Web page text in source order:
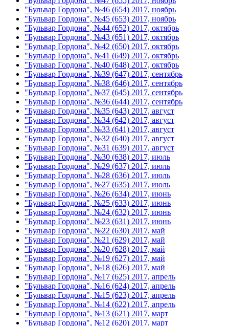
"Бульвар Гордона", №46 (654) 2017, ноябрь
"Бульвар Гордона", №45 (653) 2017, ноябрь
"Бульвар Гордона", №44 (652) 2017, октябрь
"Бульвар Гордона", №43 (651) 2017, октябрь
"Бульвар Гордона", №42 (650) 2017, октябрь
"Бульвар Гордона", №41 (649) 2017, октябрь
"Бульвар Гордона", №40 (648) 2017, октябрь
"Бульвар Гордона", №39 (647) 2017, сентябрь
"Бульвар Гордона", №38 (646) 2017, сентябрь
"Бульвар Гордона", №37 (645) 2017, сентябрь
"Бульвар Гордона", №36 (644) 2017, сентябрь
"Бульвар Гордона", №35 (643) 2017, август
"Бульвар Гордона", №34 (642) 2017, август
"Бульвар Гордона", №33 (641) 2017, август
"Бульвар Гордона", №32 (640) 2017, август
"Бульвар Гордона", №31 (639) 2017, август
"Бульвар Гордона", №30 (638) 2017, июль
"Бульвар Гордона", №29 (637) 2017, июль
"Бульвар Гордона", №28 (636) 2017, июль
"Бульвар Гордона", №27 (635) 2017, июль
"Бульвар Гордона", №26 (634) 2017, июнь
"Бульвар Гордона", №25 (633) 2017, июнь
"Бульвар Гордона", №24 (632) 2017, июнь
"Бульвар Гордона", №23 (631) 2017, июнь
"Бульвар Гордона", №22 (630) 2017, май
"Бульвар Гордона", №21 (629) 2017, май
"Бульвар Гордона", №20 (628) 2017, май
"Бульвар Гордона", №19 (627) 2017, май
"Бульвар Гордона", №18 (626) 2017, май
"Бульвар Гордона", №17 (625) 2017, апрель
"Бульвар Гордона", №16 (624) 2017, апрель
"Бульвар Гордона", №15 (623) 2017, апрель
"Бульвар Гордона", №14 (622) 2017, апрель
"Бульвар Гордона", №13 (621) 2017, март
"Бульвар Гордона", №12 (620) 2017, март